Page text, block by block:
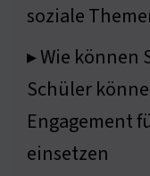
soziale
▸ Wie können
Schüler
Engagement
einsetzen